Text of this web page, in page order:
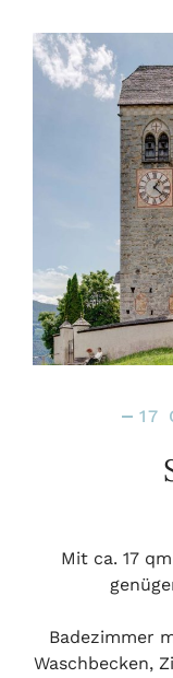
17
Mit ca. 17
Badezimmer
Waschbecken,